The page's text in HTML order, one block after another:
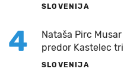
SLOVENIJA
4
Nataša Pirc
predor Kastelec
SLOVENIJA